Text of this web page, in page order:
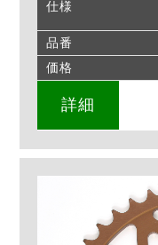
仕様
品番
価格
詳細